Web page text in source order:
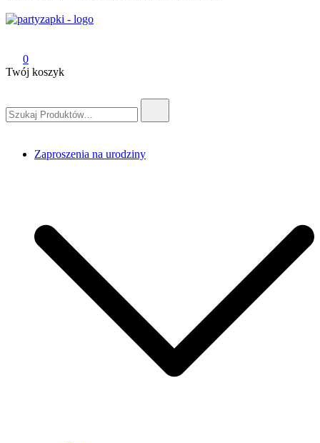
0
Twój koszyk
Zaproszenia na urodziny